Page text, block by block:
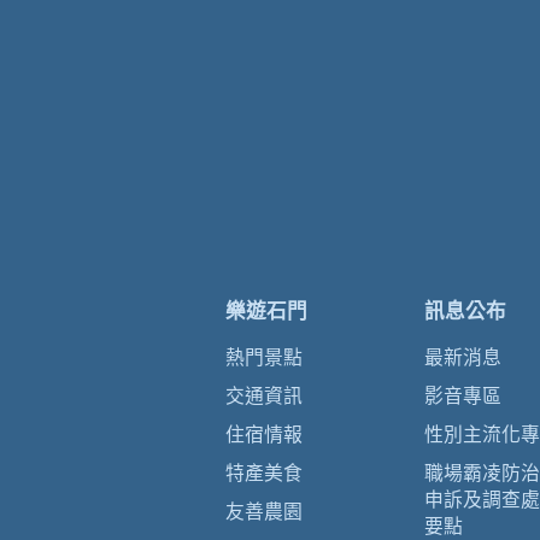
樂遊石門
熱門景點
交通資訊
住宿情報
特產美食
友善農園
訊息公布
最新消息
影音專區
性別主流化
職場霸凌防治
申訴及調查
要點